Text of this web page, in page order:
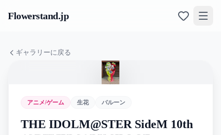
Flowerstand.jp
ギャラリーに戻る
アニメ/ゲーム 生花 バルーン
THE IDOLM@STER SideM 10th